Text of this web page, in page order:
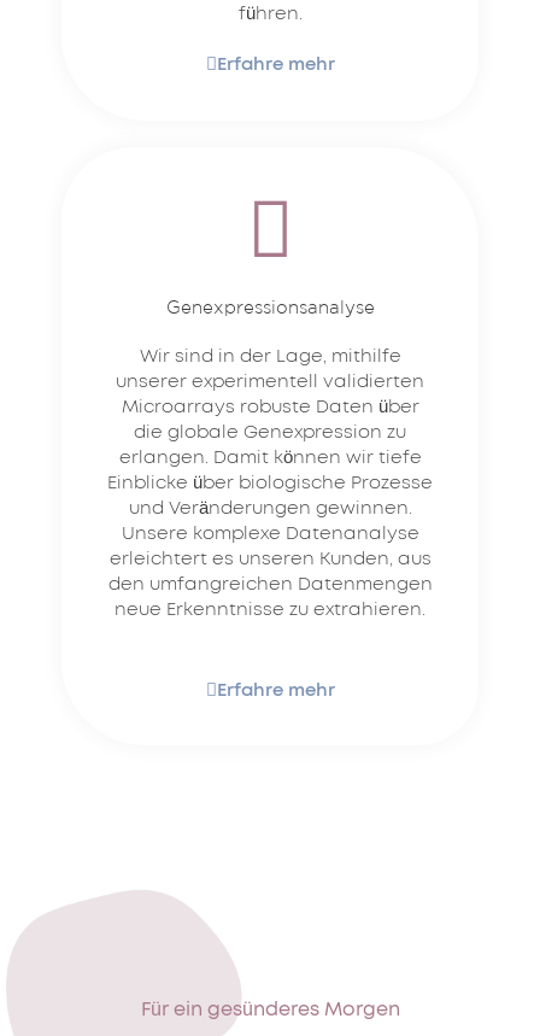
führen.
Erfahre mehr
Genexpressionsanalyse
Wir sind in der Lage, mithilfe
unserer experimentell validierten
Microarrays robuste Daten über
die globale Genexpression zu
erlangen. Damit können wir tiefe
Einblicke über biologische Prozesse
und Veränderungen gewinnen.
Unsere komplexe Datenanalyse
erleichtert es unseren Kunden, aus
den umfangreichen Datenmengen
neue Erkenntnisse zu extrahieren.
Erfahre mehr
Für ein gesünderes Morgen